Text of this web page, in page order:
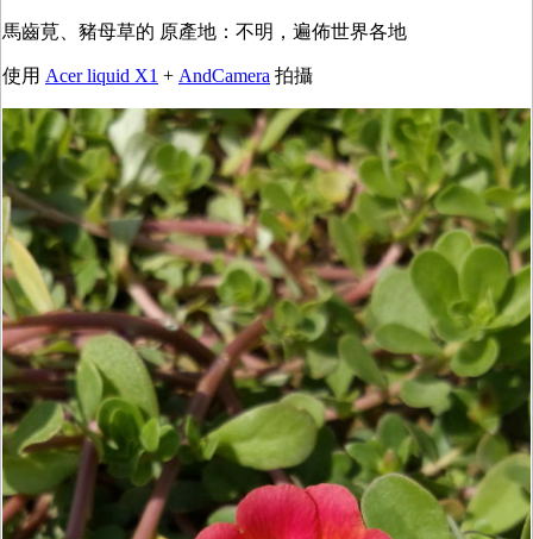
馬齒莧、豬母草的 原產地：不明，遍佈世界各地
使用 Acer liquid X1 + AndCamera 拍攝